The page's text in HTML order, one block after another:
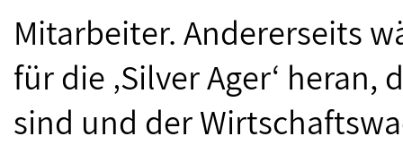
Mitarbeiter. Andererseits
für die ‚Silver Ager‘
sind und der